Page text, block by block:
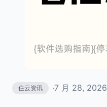
住云资讯 ·7 月 28, 2026